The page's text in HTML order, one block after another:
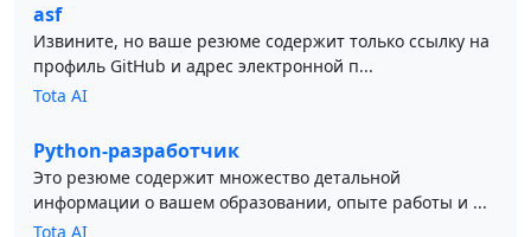
asf
Извините, но ваше резюме содержит только ссылку на
профиль GitHub и адрес электронной п...
Tota AI
Python-разработчик
Это резюме содержит множество детальной
информации о вашем образовании, опыте работы и ...
Tota AI